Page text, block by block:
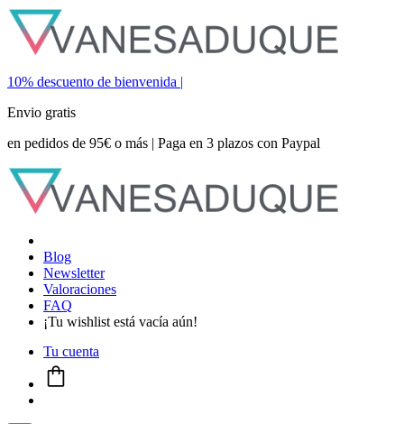
10% descuento de bienvenida |
Envio gratis
en pedidos de 95€ o más | Paga en 3 plazos con Paypal
Blog
Newsletter
Valoraciones
FAQ
¡Tu wishlist está vacía aún!
Tu cuenta